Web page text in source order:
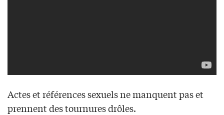
Actes et références sexuels ne manquent pas et
prennent des tournures drôles.